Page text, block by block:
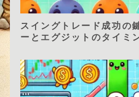
スイングトレード成功の
ーとエグジットのタイミ